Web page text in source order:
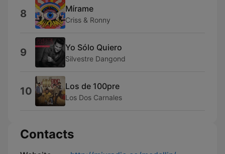
8 Mírame
Criss & Ronny
9 Yo Sólo Quiero
Silvestre Dangond
10 Los de 100pre
Los Dos Carnales
Contacts